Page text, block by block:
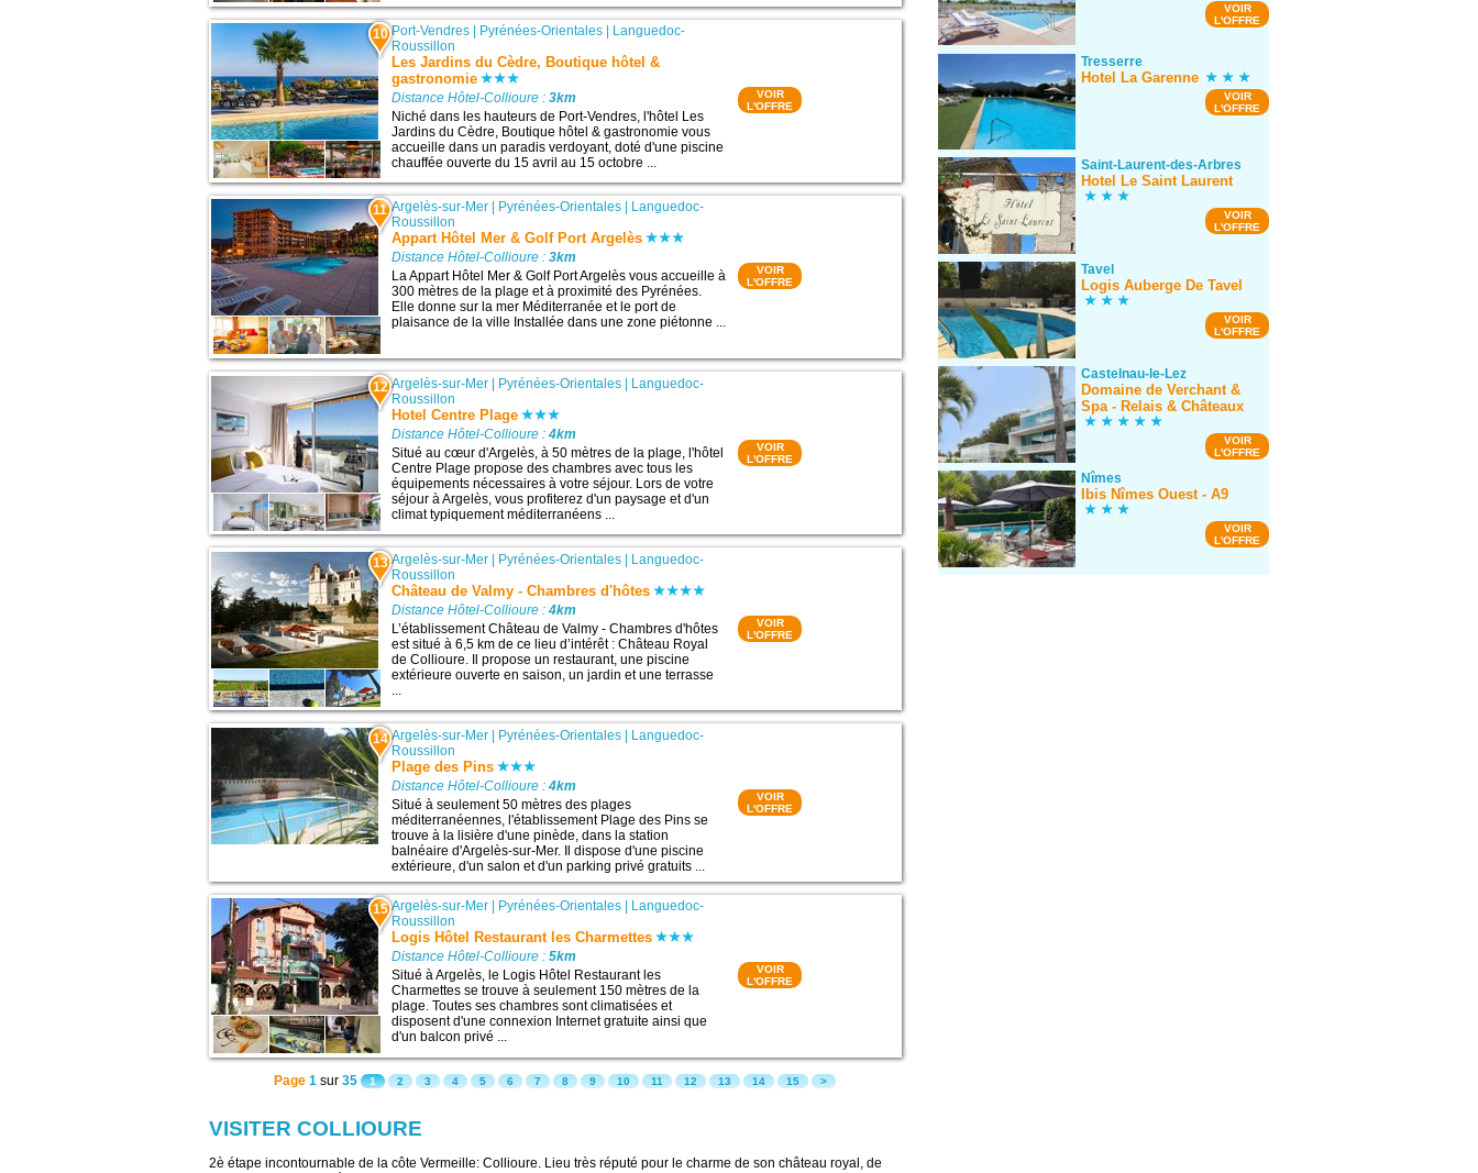
10 Port-Vendres Pyrénées-Orientales
Languedoc-
Roussillon
Les Jardins du Cèdre, Boutique hôtel &
gastronomie
Distance Hôtel-Collioure :3km
Niché dans les hauteurs de Port-Vendres, l'hôtel Les
Jardins du Cèdre, Boutique hôtel & gastronomie vous
accueille dans un paradis verdoyant, doté d'une piscine
chauffée ouverte du 15 avril au 15 octobre ...
VOIR
L'OFFRE
11 Argelès-sur-Mer Pyrénées-Orientales
Languedoc-
Roussillon
Appart Hôtel Mer & Golf Port Argelès
Distance Hôtel-Collioure :3km
La Appart Hôtel Mer & Golf Port Argelès vous accueille à
300 mètres de la plage et à proximité des Pyrénées.
Elle donne sur la mer Méditerranée et le port de
plaisance de la ville Installée dans une zone piétonne ...
VOIR
L'OFFRE
12 Argelès-sur-Mer | Pyrénées-Orientales | Languedoc-
Roussillon
Hotel Centre Plage
Distance Hôtel-Collioure :4km
Situé au cœur d'Argelès, à 50 mètres de la plage, l'hôtel
Centre Plage propose des chambres avec tous les
équipements nécessaires à votre séjour. Lors de votre
séjour à Argelès, vous profiterez d'un paysage et d'un
climat typiquement méditerranéens ...
VOIR
L'OFFRE
13 Argelès-sur-Mer | Pyrénées-Orientales | Languedoc-
Roussillon
Château de Valmy - Chambres d'hôtes
Distance Hôtel-Collioure :4km
L’établissement Château de Valmy - Chambres d'hôtes
est situé à 6,5 km de ce lieu d’intérêt : Château Royal
de Collioure. Il propose un restaurant, une piscine
extérieure ouverte en saison, un jardin et une terrasse
...
VOIR
L'OFFRE
14 Argelès-sur-Mer Pyrénées-Orientales
Languedoc-
Roussillon
Plage des Pins
Distance Hôtel-Collioure :4km
Situé à seulement 50 mètres des plages
méditerranéennes, l'établissement Plage des Pins se
trouve à la lisière d'une pinède, dans la station
balnéaire d'Argelès-sur-Mer. Il dispose d'une piscine
extérieure, d'un salon et d'un parking privé gratuits ...
VOIR
L'OFFRE
15 Argelès-sur-Mer Pyrénées-Orientales
Languedoc-
Roussillon
Logis Hôtel Restaurant les Charmettes
Distance Hôtel-Collioure :5km
Situé à Argelès, le Logis Hôtel Restaurant les
Charmettes se trouve à seulement 150 mètres de la
plage. Toutes ses chambres sont climatisées et
disposent d'une connexion Internet gratuite ainsi que
d'un balcon privé ...
VOIR
L'OFFRE
Page 1 sur35 1 2 3 4 5 6 7 8 9 10 11 12 13 14 15 >
VISITER COLLIOURE
2è étape incontournable de la côte Vermeille: Collioure. Lieu très réputé pour le charme de son château royal, de
VOIR
L'OFFRE
Tresserre
Hotel La Garenne
VOIR
L'OFFRE
Saint-Laurent-des-Arbres
Hotel Le Saint Laurent
VOIR
L'OFFRE
Tavel
Logis Auberge De Tavel
VOIR
L'OFFRE
Castelnau-le-Lez
Domaine de Verchant &
Spa - Relais & Châteaux
VOIR
L'OFFRE
Nîmes
Ibis Nîmes Ouest - A9
VOIR
L'OFFRE